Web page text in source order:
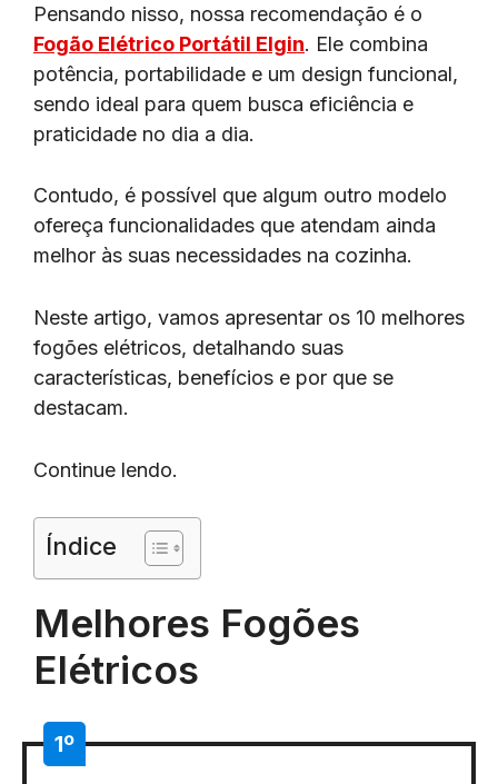
Pensando nisso, nossa recomendação é o
Fogão Elétrico Portátil Elgin. Ele combina
potência, portabilidade e um design funcional,
sendo ideal para quem busca eficiência e
praticidade no dia a dia.
Contudo, é possível que algum outro modelo
ofereça funcionalidades que atendam ainda
melhor às suas necessidades na cozinha.
Neste artigo, vamos apresentar os 10 melhores
fogões elétricos, detalhando suas
características, benefícios e por que se
destacam.
Continue lendo.
Índice
Melhores Fogões
Elétricos
1º